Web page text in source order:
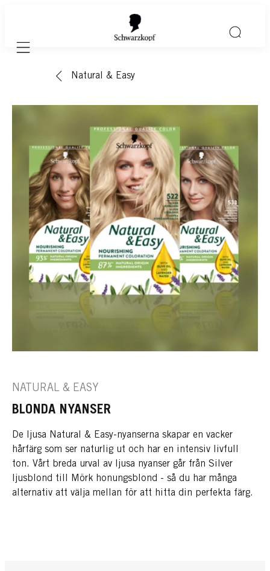
Mobile navigation
Natural & Easy
NATURAL & EASY
BLONDA NYANSER
De ljusa Natural & Easy-nyanserna skapar en vacker
hårfärg som ser naturlig ut och har en intensiv livfull
ton. Vårt breda urval av ljusa nyanser går från Silver
ljusblond till Mörk honungsblond - så du har många
alternativ att välja mellan för att hitta din perfekta färg.